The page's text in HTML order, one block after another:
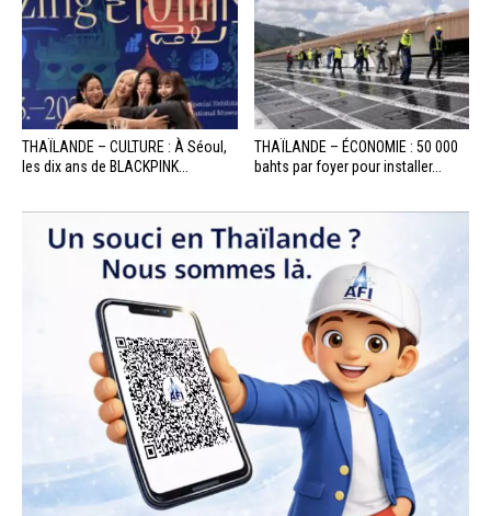
THAÏLANDE – CULTURE : À Séoul,
les dix ans de BLACKPINK...
THAÏLANDE – ÉCONOMIE : 50 000
bahts par foyer pour installer...